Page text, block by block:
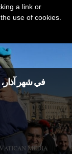
في شهر آذار،
a link or
use of cookies.